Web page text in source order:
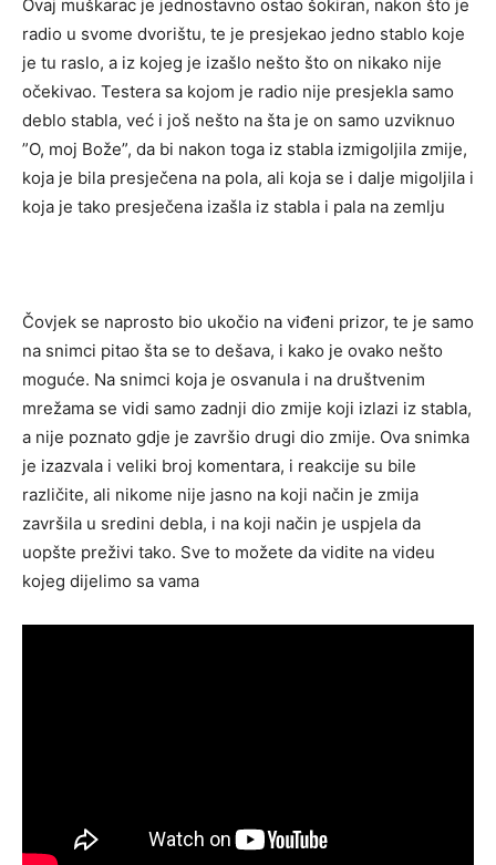
Ovaj muškarac je jednostavno ostao šokiran, nakon što je
radio u svome dvorištu, te je presjekao jedno stablo koje
je tu raslo, a iz kojeg je izašlo nešto što on nikako nije
očekivao. Testera sa kojom je radio nije presjekla samo
deblo stabla, već i još nešto na šta je on samo uzviknuo
”O, moj Bože”, da bi nakon toga iz stabla izmigoljila zmije,
koja je bila presječena na pola, ali koja se i dalje migoljila i
koja je tako presječena izašla iz stabla i pala na zemlju
Čovjek se naprosto bio ukočio na viđeni prizor, te je samo
na snimci pitao šta se to dešava, i kako je ovako nešto
moguće. Na snimci koja je osvanula i na društvenim
mrežama se vidi samo zadnji dio zmije koji izlazi iz stabla,
a nije poznato gdje je završio drugi dio zmije. Ova snimka
je izazvala i veliki broj komentara, i reakcije su bile
različite, ali nikome nije jasno na koji način je zmija
završila u sredini debla, i na koji način je uspjela da
uopšte preživi tako. Sve to možete da vidite na videu
kojeg dijelimo sa vama